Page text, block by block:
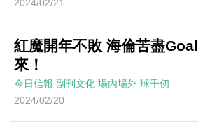
2024/02/21
紅魔開年不敗 海倫苦盡Goal
來！
今日信報 副刊文化 場內場外 球千仞
2024/02/20